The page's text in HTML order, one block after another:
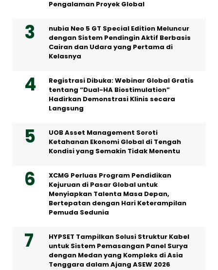
Pengalaman Proyek Global
nubia Neo 5 GT Special Edition Meluncur
dengan Sistem Pendingin Aktif Berbasis
Cairan dan Udara yang Pertama di
Kelasnya
Registrasi Dibuka: Webinar Global Gratis
tentang “Dual-HA Biostimulation”
Hadirkan Demonstrasi Klinis secara
Langsung
UOB Asset Management Soroti
Ketahanan Ekonomi Global di Tengah
Kondisi yang Semakin Tidak Menentu
XCMG Perluas Program Pendidikan
Kejuruan di Pasar Global untuk
Menyiapkan Talenta Masa Depan,
Bertepatan dengan Hari Keterampilan
Pemuda Sedunia
HYPSET Tampilkan Solusi Struktur Kabel
untuk Sistem Pemasangan Panel Surya
dengan Medan yang Kompleks di Asia
Tenggara dalam Ajang ASEW 2026